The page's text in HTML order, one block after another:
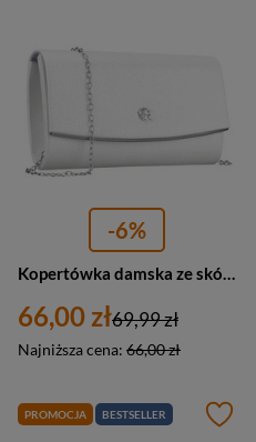
-6%
66,00 zł
Najniższa cena: 66,00 zł
69,99 zł
PROMOCJA BESTSELLER